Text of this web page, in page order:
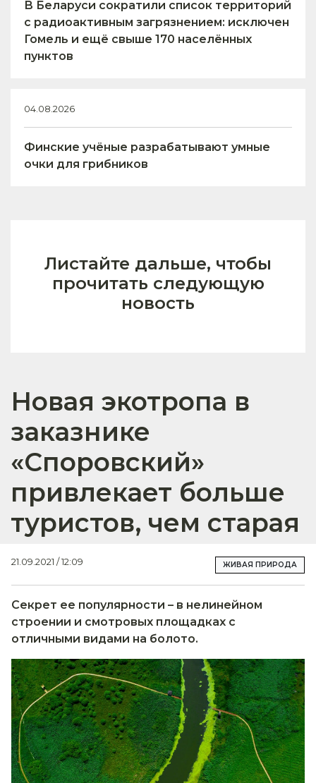
В Беларуси сократили список территорий
с радиоактивным загрязнением: исключен
Гомель и ещё свыше 170 населённых
пунктов
04.08.2026
Финские учёные разрабатывают умные
очки для грибников
Листайте дальше, чтобы
прочитать следующую
новость
Новая экотропа в
заказнике
«Споровский»
привлекает больше
туристов, чем старая
21.09.2021 / 12:09 ЖИВАЯ ПРИРОДА
Секрет ее популярности – в нелинейном
строении и смотровых площадках с
отличными видами на болото.